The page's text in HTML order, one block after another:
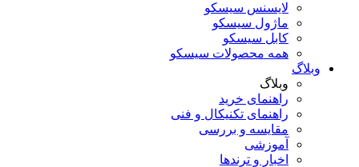
لایسنس سیسکو
ماژول سیسکو
کابل سیسکو
همه محصولات سیسکو
وبلاگ
وبلاگ
راهنمای خرید
راهنمای تکنیکال و فنی
مقایسه و بررسی
آموزشی
اخبار و ترندها